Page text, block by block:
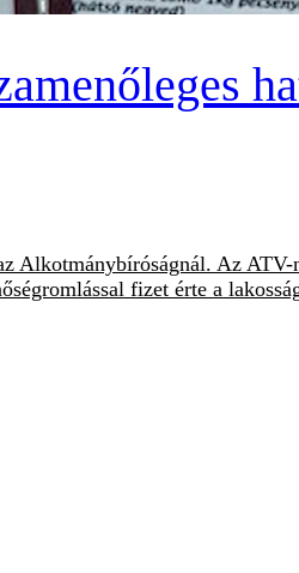
Alkotmánybíróságnál. Az
fizet érte a